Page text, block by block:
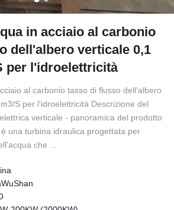
in acciaio al carbonio
dell'albero verticale 0,1
per l'idroelettricità
al carbonio tasso di flusso dell'albero
S per l'idroelettricità Descrizione del
verticale - panoramica del prodotto
una turbina idraulica progettata per
che ...